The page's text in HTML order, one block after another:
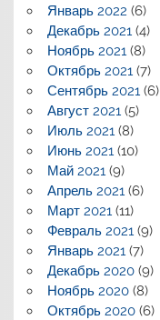
Январь 2022 (6)
Декабрь 2021(4)
Ноябрь 2021(8)
Октябрь 2021(7)
Сентябрь 2021(6)
Август 2021(5)
Июль 2021(8)
Июнь 2021(10)
Май 2021(9)
Апрель 2021(6)
Март 2021(11)
Февраль 2021(9)
Январь 2021(7)
Декабрь 2020(9)
Ноябрь 2020(8)
Октябрь 2020(6)